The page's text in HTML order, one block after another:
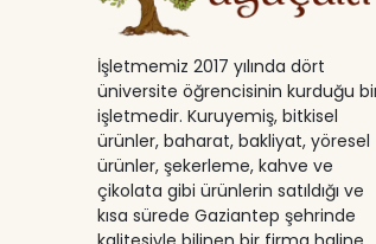
İşletmemiz 2017 yılında dört
üniversite öğrencisinin kurduğu
işletmedir. Kuruyemiş, bitkisel
ürünler, baharat, bakliyat, yöresel
ürünler, şekerleme, kahve ve
çikolata gibi ürünlerin satıldığı ve
kısa sürede Gaziantep şehrinde